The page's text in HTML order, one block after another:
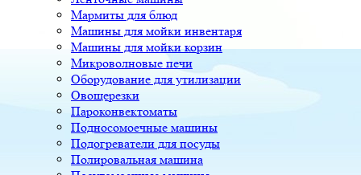
Мармиты для блюд
Машины для мойки инвентаря
Машины для мойки корзин
Микроволновые печи
Оборудование для утилизации
Овощерезки
Пароконвектоматы
Подносомоечные машины
Подогреватели для посуды
Полировальная машина